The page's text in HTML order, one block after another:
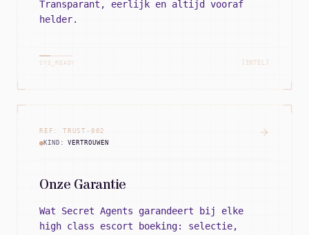
Transparant, eerlijk en altijd vooraf
helder.
SYS_READY [INTEL]
REF: TRUST - 002
KIND:VERTROUWEN
Onze Garantie
Wat Secret Agents garandeert bij elke
high class escort boeking: selectie,